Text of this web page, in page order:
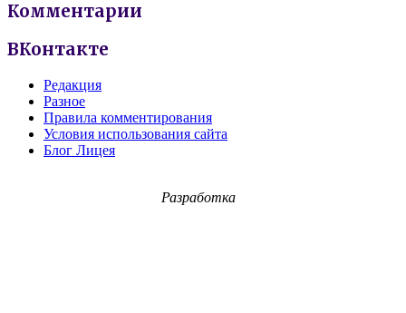
Комментарии
ВКонтакте
Редакция
Разное
Правила комментирования
Условия использования сайта
Блог Лицея
Разработка